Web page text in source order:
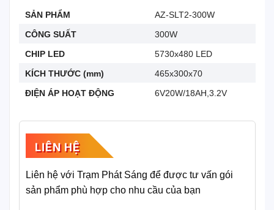
SẢN PHẨM
AZ-SLT2-300W
CÔNG SUẤT
300W
CHIP LED
5730x480 LED
KÍCH THƯỚC (mm)
465x300x70
ĐIỆN ÁP HOẠT ĐỘNG
6V20W/18AH,3.2V
LIÊN HỆ
Liên hệ với Trạm Phát Sáng để được tư vấn gói
sản phẩm phù hợp cho nhu cầu của bạn